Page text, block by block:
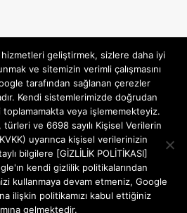
Politikasıgeliştirmek, sizlere daha iyi
ve sitemizin verimli çalışmasını
tarafından sağlanan çerezler
Kendi sistemlerimizde doğrudan
veya işlememekteyiz.
türleri ve 6698 sayılı Kişisel Verilerin
uyarınca kişisel verilerinizin
bilgilere [GİZLİLİK POLİTİKASI]
kendi gizlilik politikalarından
kullanmaya devam etmeniz, Google
ilişkin politikamızı kabul ettiğiniz
gelmektedir.